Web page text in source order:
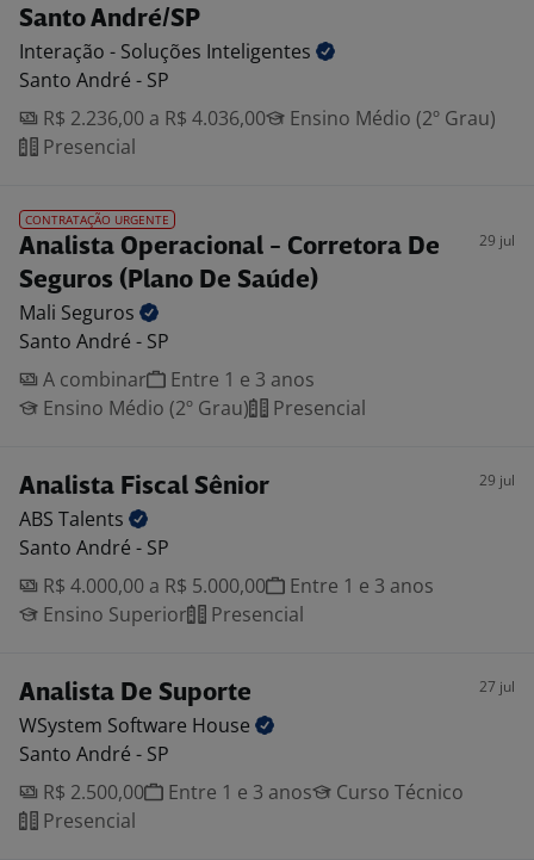
Santo André/SP
Interação - Soluções Inteligentes
Santo André - SP
R$ 2.236,00 a R$ 4.036,00
Ensino Médio (2º Grau)
Presencial
CONTRATAÇÃO URGENTE
Analista Operacional - Corretora De
Seguros (Plano De Saúde)
29 jul
Mali Seguros
Santo André - SP
A combinar
Entre 1 e 3 anos
Ensino Médio (2º Grau)
Presencial
Analista Fiscal Sênior 29 jul
ABS Talents
Santo André - SP
R$ 4.000,00 a R$ 5.000,00
Entre 1 e 3 anos
Ensino Superior
Presencial
Analista De Suporte 27 jul
WSystem Software House
Santo André - SP
R$ 2.500,00
Entre 1 e 3 anos
Curso Técnico
Presencial